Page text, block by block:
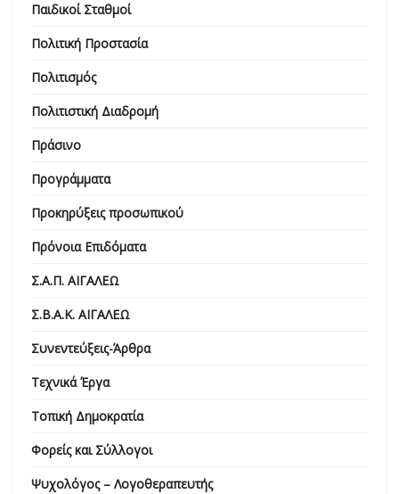
Παιδικοί Σταθμοί
Πολιτική Προστασία
Πολιτισμός
Πολιτιστική Διαδρομή
Πράσινο
Προγράμματα
Προκηρύξεις προσωπικού
Πρόνοια Επιδόματα
Σ.Α.Π. ΑΙΓΑΛΕΩ
Σ.Β.Α.Κ. ΑΙΓΑΛΕΩ
Συνεντεύξεις-Άρθρα
Τεχνικά Έργα
Τοπική Δημοκρατία
Φορείς και Σύλλογοι
Ψυχολόγος – Λογοθεραπευτής